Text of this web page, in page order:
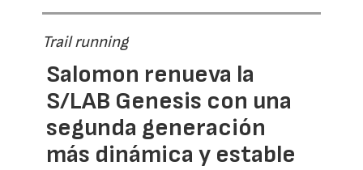
Trail running
Salomon renueva la
S/LAB Genesis con una
segunda generación
más dinámica y estable